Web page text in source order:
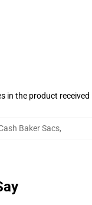
in the product received
Baker Sacs,